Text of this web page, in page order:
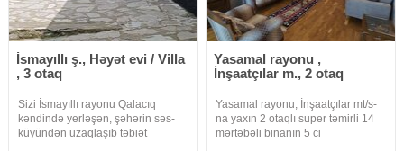
İsmayıllı ş., Həyət evi / Villa
, 3 otaq
Sizi İsmayıllı rayonu Qalacıq
kəndində yerləşən, şəhərin səs-
küyündən uzaqlaşıb təbiət
Yasamal rayonu ,
İnşaatçılar m., 2 otaq
Yasamal rayonu, İnşaatçılar mt/s-
na yaxın 2 otaqlı super təmirli 14
mərtəbəli binanın 5 ci